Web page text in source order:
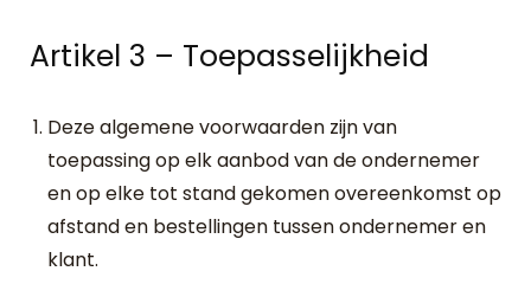
Artikel 3 – Toepasselijkheid
Deze algemene voorwaarden zijn van
toepassing op elk aanbod van de ondernemer
en op elke tot stand gekomen overeenkomst op
afstand en bestellingen tussen ondernemer en
klant.